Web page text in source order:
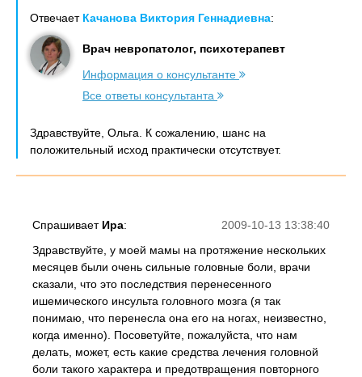
Отвечает Качанова Виктория Геннадиевна:
Врач невропатолог, психотерапевт
Информация о консультанте
Все ответы консультанта
Здравствуйте, Ольга. К сожалению, шанс на
положительный исход практически отсутствует.
2009-10-13 13:38:40
Спрашивает Ира:
Здравствуйте, у моей мамы на протяжение нескольких
месяцев были очень сильные головные боли, врачи
сказали, что это последствия перенесенного
ишемического инсульта головного мозга (я так
понимаю, что перенесла она его на ногах, неизвестно,
когда именно). Посоветуйте, пожалуйста, что нам
делать, может, есть какие средства лечения головной
боли такого характера и предотвращения повторного